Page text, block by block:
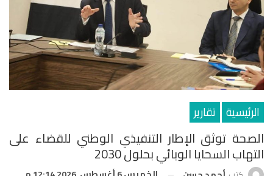
الرئيسية تقارير
الصحة توثق الإطار التنفيذي الوطني للقضاء على
التهاب السحايا الوبائي بحلول 2030